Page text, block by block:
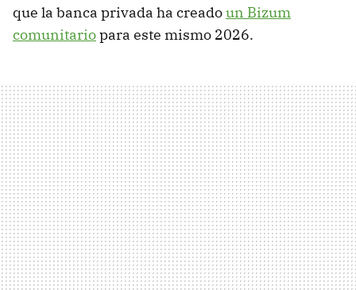
que la banca privada ha creadoun Bizum
comunitariopara este mismo 2026.